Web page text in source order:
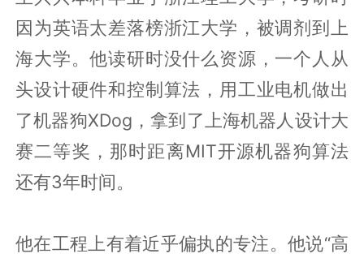
因为英语太差落榜浙江大学，被调剂到上
海大学。他读研时没什么资源，一个人从
头设计硬件和控制算法，用工业电机做出
了机器狗XDog，拿到了上海机器人设计大
赛二等奖，那时距离MIT开源机器狗算法
还有3年时间。
他在工程上有着近乎偏执的专注。他说“高